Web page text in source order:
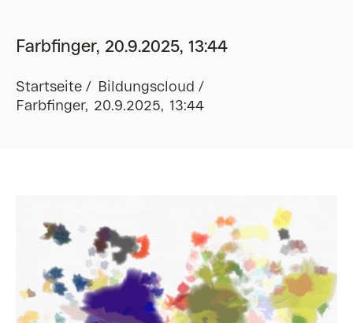
Farbfinger, 20.9.2025, 13:44
Startseite
Bildungscloud
Farbfinger, 20.9.2025, 13:44